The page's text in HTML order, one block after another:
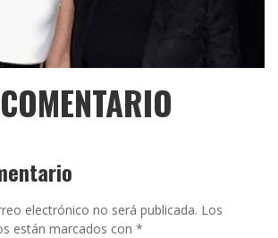
electrónico no será publicada. Los
están marcados con *